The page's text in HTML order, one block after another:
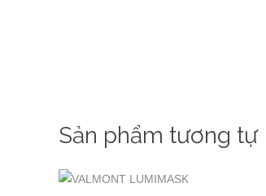
Sản phẩm tương tự